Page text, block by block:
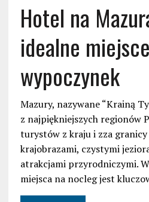
Hotel na
idealne
wypoczynek
Mazury, nazywane “Krainą
z najpiękniejszych regionów
turystów z kraju i zza
krajobrazami, czystymi
atrakcjami przyrodniczymi.
miejsca na nocleg jest